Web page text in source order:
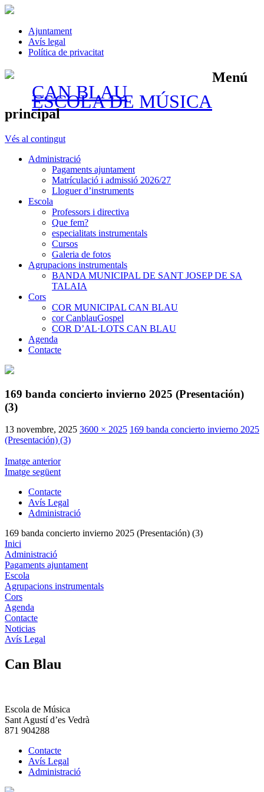
Ajuntament
Avís legal
Política de privacitat
CAN BLAU
ESCOLA DE MÚSICA
Menú
principal
Vés al contingut
Administració
Pagaments ajuntament
Matrículació i admissió 2026/27
Lloguer d’instruments
Escola
Professors i directiva
Que fem?
especialitats instrumentals
Cursos
Galeria de fotos
Agrupacions instrumentals
BANDA MUNICIPAL DE SANT JOSEP DE SA
TALAIA
Cors
COR MUNICIPAL CAN BLAU
cor CanblauGospel
COR D’AL·LOTS CAN BLAU
Agenda
Contacte
169 banda concierto invierno 2025 (Presentación)
(3)
13 novembre, 2025 3600 × 2025 169 banda concierto invierno 2025
(Presentación) (3)
Imatge anterior
Imatge següent
Contacte
Avís Legal
Administració
169 banda concierto invierno 2025 (Presentación) (3)
Inici
Administració
Pagaments ajuntament
Escola
Agrupacions instrumentals
Cors
Agenda
Contacte
Noticias
Avís Legal
Can Blau
Escola de Música
Sant Agustí d’es Vedrà
871 904288
Contacte
Avís Legal
Administració